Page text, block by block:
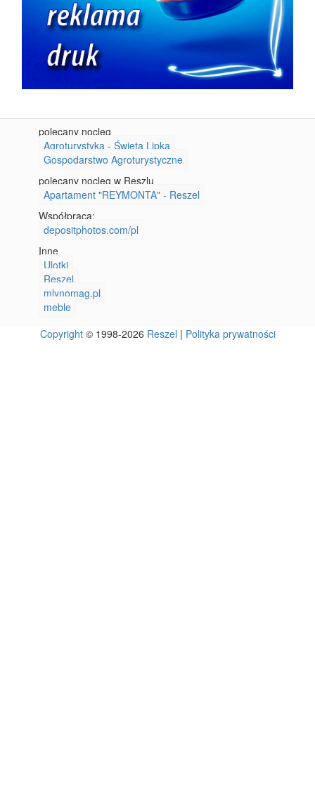
polecany nocleg
Agroturystyka - Święta Lipka
Gospodarstwo Agroturystyczne
polecany nocleg w Reszlu
Apartament "REYMONTA" - Reszel
Współpraca:
depositphotos.com/pl
Inne
Ulotki
Reszel
mlynomag.pl
meble
Copyright© 1998-2026 Reszel | Polityka prywatności